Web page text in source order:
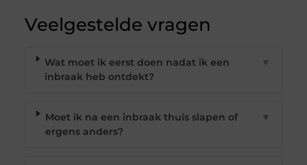
Veelgestelde vragen
Wat moet ik eerst doen nadat ik een
inbraak heb ontdekt?
▼
Moet ik na een inbraak thuis slapen of
ergens anders?
▼